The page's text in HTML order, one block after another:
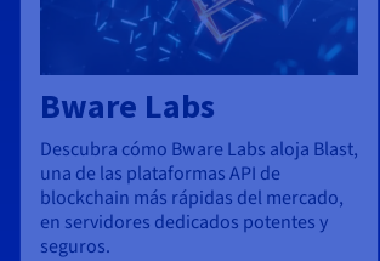
Bware Labs
Descubra cómo Bware Labs aloja Blast,
una de las plataformas API de
blockchain más rápidas del mercado,
en servidores dedicados potentes y
seguros.